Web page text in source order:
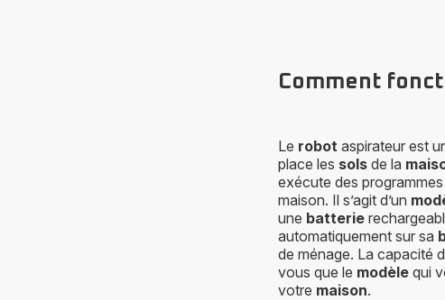
Comment
Le robot aspirateur est
place les sols de la
exécute des
maison. Il s’agit d’un
une batterie
automatiquement sur sa
de ménage. La capacité
vous que le modèle qui
votre maison.